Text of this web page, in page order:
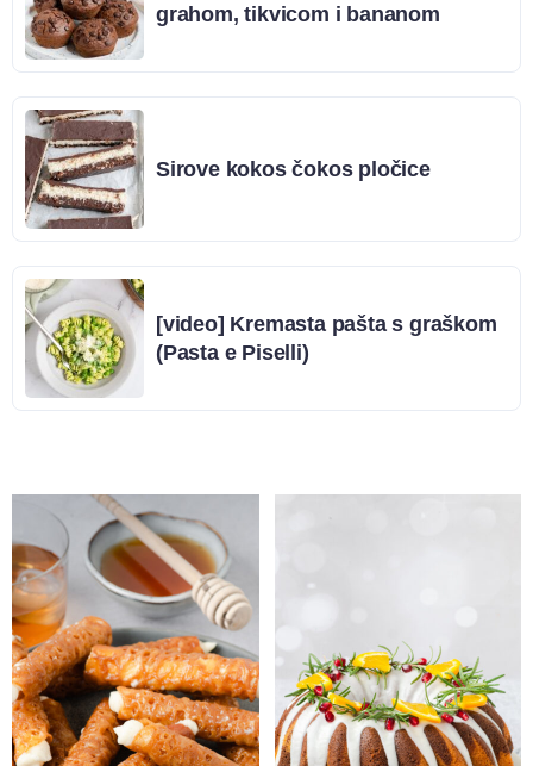
grahom, tikvicom i bananom
Sirove kokos čokos pločice
[video] Kremasta pašta s graškom
(Pasta e Piselli)